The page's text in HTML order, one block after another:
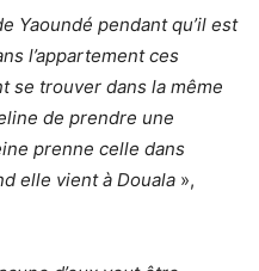
Yaoundé pendant qu’il est
l’appartement ces
se trouver dans la même
de prendre une
prenne celle dans
elle vient à Douala »,